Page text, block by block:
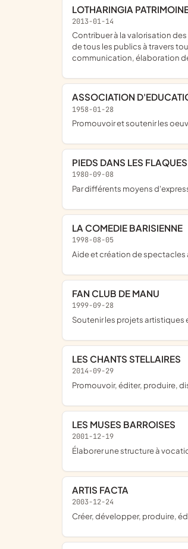
LOTHARINGIA
2013-01-14
contribuer à la valorisation des patrimoines architecturaux, artistiques, artisanaux et gastronomiques de la Lorraine et des territoires qui lui sont historiquement liés en direction
de tous les publics à travers
communication, élaboration
ASSOCIATION
1958-01-28
promouvoir et soutenir les
PIEDS DANS LES FLAQUES
1980-09-08
par différents moyens
LA COMEDIE BARISIENNE
1998-08-05
aide et création de
FAN CLUB DE MANU
1999-09-28
soutenir les projets artistiques
LES CHANTS STELLAIRES
2014-09-29
promouvoir, éditer, produire,
LES MUSES BARROISES
2001-12-19
élaborer une structure à
ARTIS FACTA
2003-12-24
créer, développer, produire,